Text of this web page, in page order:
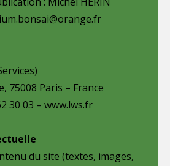
75008 Paris – France
30 03 – www.lws.fr
du site (textes, images,